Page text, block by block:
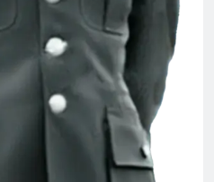
TRĂNG (Lý Bạch)
Phế Binh Việt Nam Cộng